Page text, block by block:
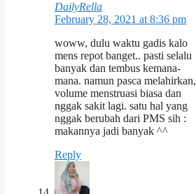
DailyRella
February 28, 2021 at 8:36 pm
woww, dulu waktu gadis kalo
mens repot banget.. pasti selalu
banyak dan tembus kemana-
mana. namun pasca melahirkan,
volume menstruasi biasa dan
nggak sakit lagi. satu hal yang
nggak berubah dari PMS sih :
makannya jadi banyak ^^
Reply